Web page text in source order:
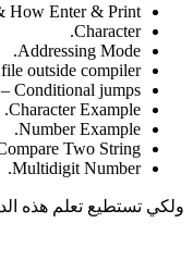
How Enter & Print.
Character.
Addressing Mode.
outside compiler.
Conditional jumps.
Character Example.
Number Example.
Two String.
Multidigit Number.
ولكي تستطيع تعلم هذه